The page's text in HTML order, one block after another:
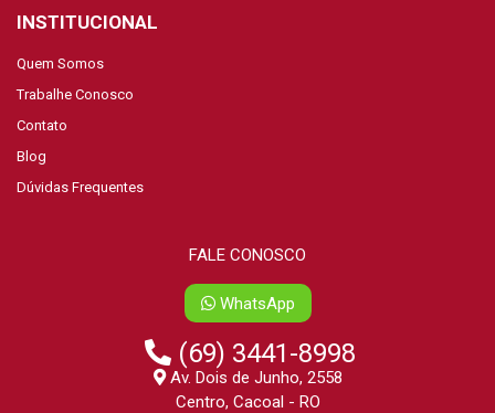
INSTITUCIONAL
Quem Somos
Trabalhe Conosco
Contato
Blog
Dúvidas Frequentes
FALE CONOSCO
WhatsApp
(69) 3441-8998
Av. Dois de Junho, 2558
Centro, Cacoal - RO